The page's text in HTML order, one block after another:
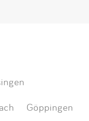
Göppingen